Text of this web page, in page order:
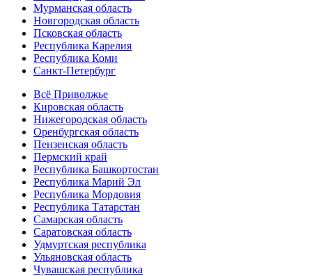
Мурманская область
Новгородская область
Псковская область
Республика Карелия
Республика Коми
Санкт-Петербург
Всё Приволжье
Кировская область
Нижегородская область
Оренбургская область
Пензенская область
Пермский край
Республика Башкортостан
Республика Марий Эл
Республика Мордовия
Республика Татарстан
Самарская область
Саратовская область
Удмуртская республика
Ульяновская область
Чувашская республика